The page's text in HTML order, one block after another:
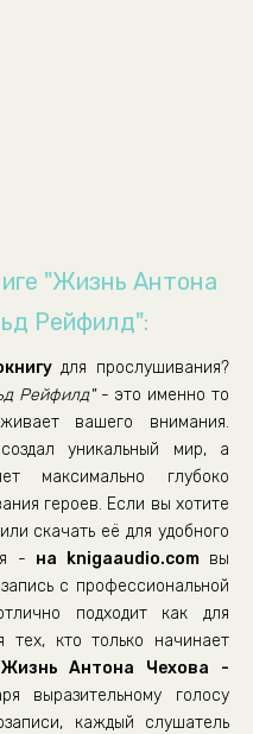
"Жизнь Антона
Рейфилд":
для прослушивания?
Рейфилд"- это именно то
вашего внимания.
уникальный мир, а
максимально глубоко
героев. Если вы хотите
или скачать её для удобного
- на knigaaudio.comвы
с профессиональной
подходит как для
кто только начинает
Антона Чехова -
выразительному голосу
каждый слушатель